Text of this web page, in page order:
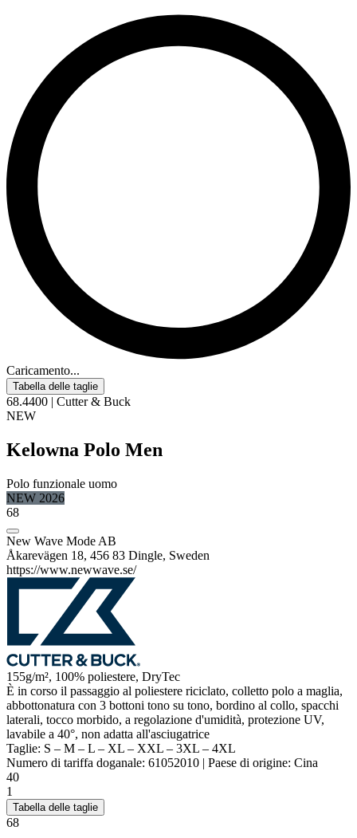
Caricamento...
Tabella delle taglie
68.4400 | Cutter & Buck
NEW
Kelowna Polo Men
Polo funzionale uomo
NEW 2026
68
New Wave Mode AB
Åkarevägen 18, 456 83 Dingle, Sweden
https://www.newwave.se/
155g/m², 100% poliestere, DryTec
È in corso il passaggio al poliestere riciclato, colletto polo a maglia,
abbottonatura con 3 bottoni tono su tono, bordino al collo, spacchi
laterali, tocco morbido, a regolazione d'umidità, protezione UV,
lavabile a 40°, non adatta all'asciugatrice
Taglie: S – M – L – XL – XXL – 3XL – 4XL
Numero di tariffa doganale: 61052010 | Paese di origine: Cina
40
1
Tabella delle taglie
68